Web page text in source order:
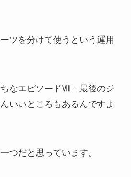
ツを分けて使うという運用
なエピソードⅧ－最後のジ
いいところもあるんですよ
つだと思っています。